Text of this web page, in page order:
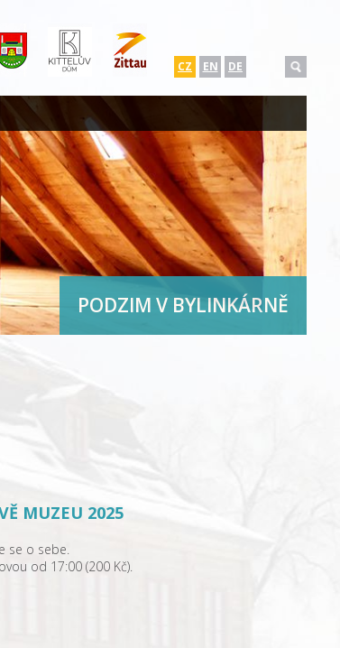
CZ EN DE
PODZIM V BYLINKÁRNĚ
MUZEU 2025
se o sebe.
od 17:00 (200 Kč).